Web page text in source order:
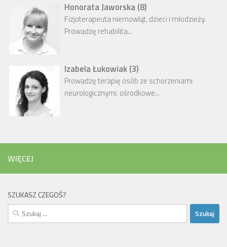
Honorata Jaworska (8)
Fizjoterapeuta niemowląt, dzieci i młodzieży.
Prowadzę rehabilita...
Izabela Łukowiak (3)
Prowadzę terapię osób ze schorzeniami
neurologicznymi, ośrodkowe...
WIĘCEJ
SZUKASZ CZEGOŚ?
Szukaj: